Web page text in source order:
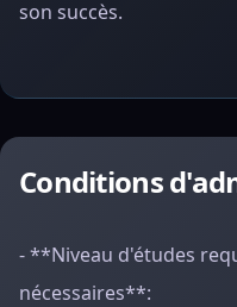
son succès.
Conditions
- **Niveau d'études
nécessaires**: